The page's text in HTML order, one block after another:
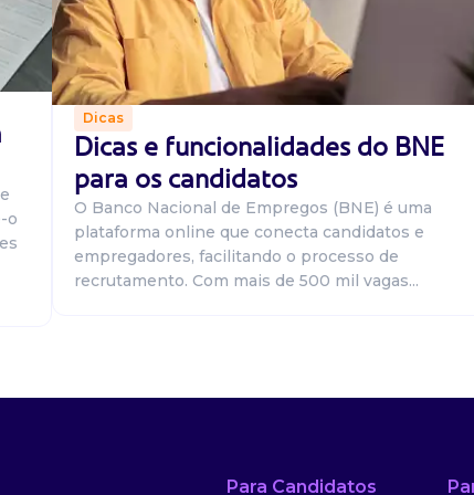
o
Dicas
Dicas e funcionalidades do BNE
para os candidatos
O Banco Nacional de Empregos (BNE) é uma
plataforma online que conecta candidatos e
empregadores, facilitando o processo de
recrutamento. Com mais de 500 mil vagas...
Para Candidatos